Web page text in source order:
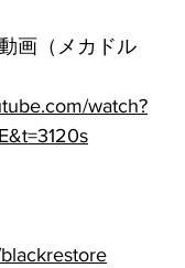
画（メカドル
watch?